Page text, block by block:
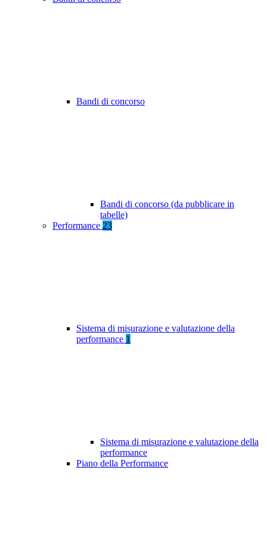
Bandi di concorso
Bandi di concorso (da pubblicare in
tabelle)
Performance 23
Sistema di misurazione e valutazione della
performance 1
Sistema di misurazione e valutazione della
performance
Piano della Performance